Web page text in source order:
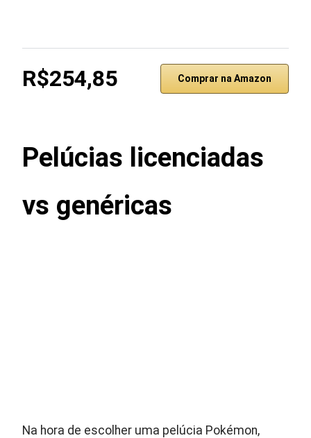
R$254,85 Comprar na Amazon
Pelúcias licenciadas
vs genéricas
Na hora de escolher uma pelúcia Pokémon,